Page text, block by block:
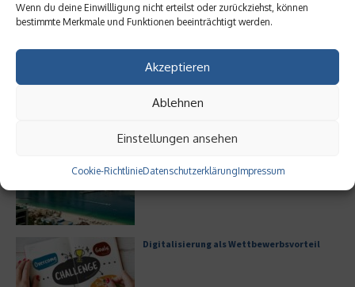
Wenn du deine Einwillligung nicht erteilst oder zurückziehst, können
bestimmte Merkmale und Funktionen beeinträchtigt werden.
Akzeptieren
Ablehnen
Einstellungen ansehen
Cookie-RichtlinieDatenschutzerklärungImpressum
Meistgelesen
Leitfaden zur Eröffnung eines
Geschäftskontos für kleine Unternehmen
Hotellerie im Wandel der Zeit
Digitalisierung als Wettbewerbsvorteil